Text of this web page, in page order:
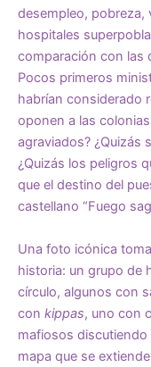
desempleo, pobreza,
hospitales
comparación con las
Pocos primeros
habrían considerado
oponen a las
agraviados? ¿Quizás
¿Quizás los peligros
que el destino del
castellano “Fuego
Una foto icónica
historia: un grupo de
círculo, algunos con
con kippas, uno con
mafiosos
mapa que se